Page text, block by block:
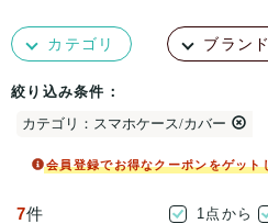
カテゴリ ブランド
絞り込み条件：
カテゴリ：スマホケース/カバー
会員登録でお得なクーポンをゲット
7件 1点から